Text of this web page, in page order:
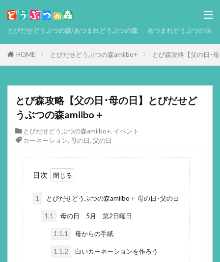
とびだせどうぶつの森/あつまれどうぶつの森 あつまれどうぶつの森
HOME とびだせどうぶつの森amiibo+ とび森攻略【父の日･
とび森攻略【父の日･母の日】とびだせど
うぶつの森amiibo＋
とびだせどうぶつの森amiibo+, イベント
カーネーション, 母の日, 父の日
目次
1 とびだせどうぶつの森amiibo＋ 母の日･父の日
1.1 母の日 5月 第2日曜日
1.1.1 母からの手紙
1.1.2 白いカーネーションを作ろう